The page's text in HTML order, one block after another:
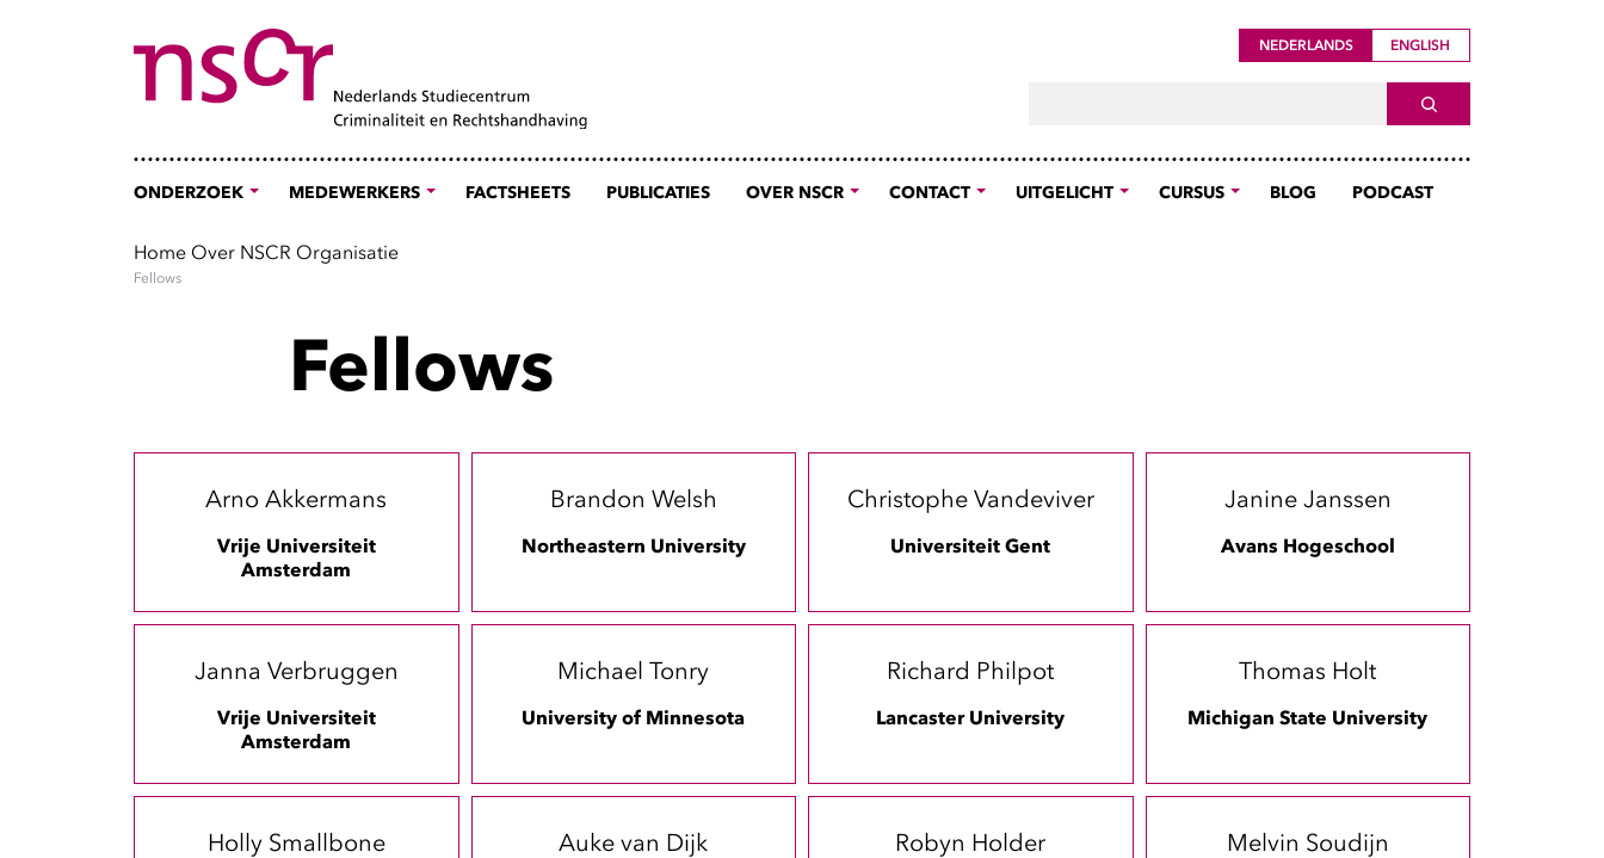
NEDERLANDS ENGLISH
SEARCH
ONDERZOEK MEDEWERKERS FACTSHEETS PUBLICATIES OVER NSCR CONTACT UITGELICHT CURSUS BLOG PODCAST
Home Over NSCR Organisatie
Fellows
Fellows
Arno Akkermans
Vrije Universiteit
Amsterdam
Brandon Welsh
Northeastern University
Christophe Vandeviver
Universiteit Gent
Janine Janssen
Avans Hogeschool
Janna Verbruggen
Vrije Universiteit
Amsterdam
Michael Tonry
University of Minnesota
Richard Philpot
Lancaster University
Thomas Holt
Michigan State University
Holly Smallbone Auke van Dijk Robyn Holder Melvin Soudijn